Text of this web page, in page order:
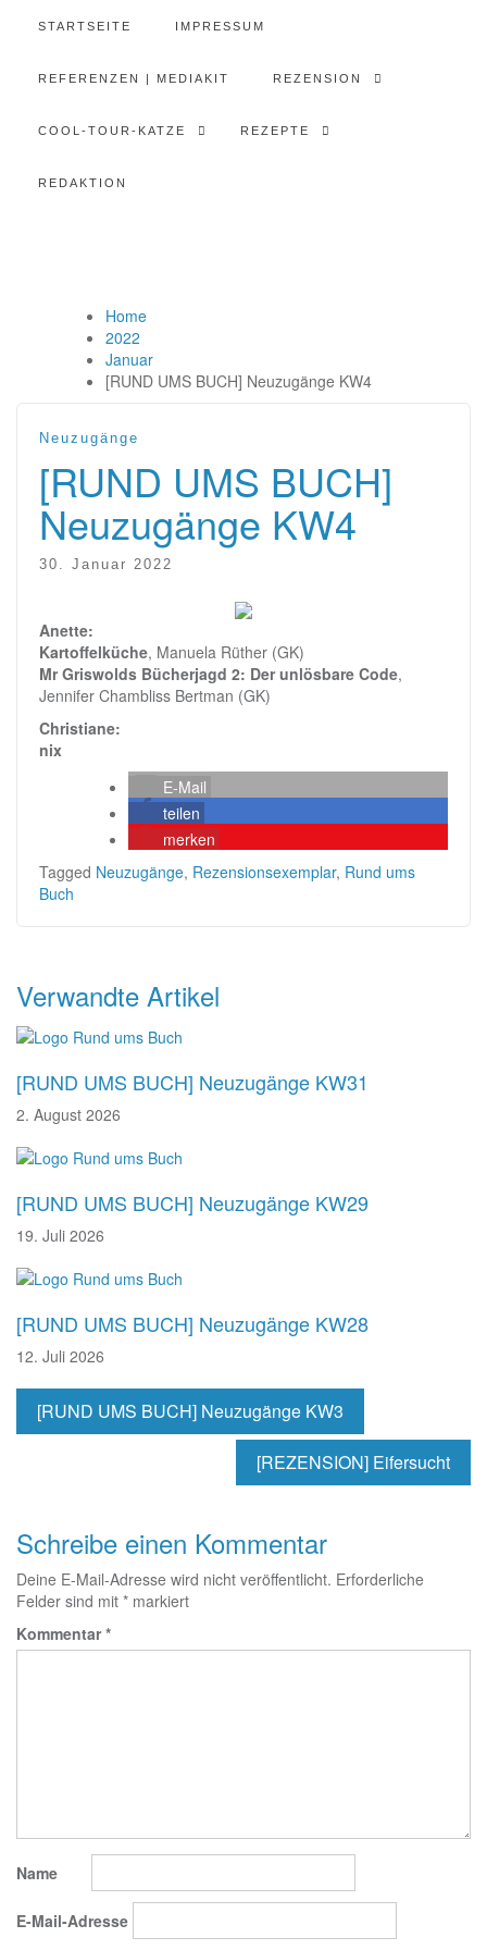
STARTSEITE IMPRESSUM
REFERENZEN | MEDIAKIT REZENSION
COOL-TOUR-KATZE REZEPTE
REDAKTION
Home
2022
Januar
[RUND UMS BUCH] Neuzugänge KW4
Neuzugänge
[RUND UMS BUCH]
Neuzugänge KW4
30. Januar 2022
Anette:
Kartoffelküche, Manuela Rüther (GK)
Mr Griswolds Bücherjagd 2: Der unlösbare Code,
Jennifer Chambliss Bertman (GK)
Christiane:
nix
E-Mail
teilen
merken
Tagged Neuzugänge, Rezensionsexemplar, Rund ums
Buch
Verwandte Artikel
[RUND UMS BUCH] Neuzugänge KW31
2. August 2026
[RUND UMS BUCH] Neuzugänge KW29
19. Juli 2026
[RUND UMS BUCH] Neuzugänge KW28
12. Juli 2026
Beitragsnavigation
[RUND UMS BUCH] Neuzugänge KW3
[REZENSION] Eifersucht
Schreibe einen Kommentar
Deine E-Mail-Adresse wird nicht veröffentlicht. Erforderliche
Felder sind mit * markiert
Kommentar*
Name
E-Mail-Adresse